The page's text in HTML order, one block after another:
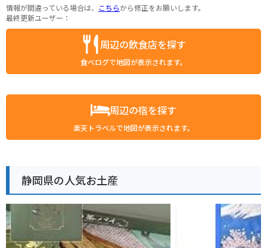
情報が間違っている場合は、 こちらから修正をお願いします。
最終更新ユーザー：
周辺の飲食店を探す
食べログで地図が表示されます。
周辺の宿を探す
楽天トラベルで地図が表示されます。
静岡県の人気お土産